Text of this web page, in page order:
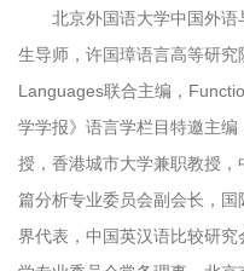
北京外国语大学中国外
生导师，许国璋语言高等研
Languages联合主编，
学学报》语言学栏目特邀主
授，香港城市大学兼职教授
篇分析专业委员会副会长，
界代表，中国英汉语比较研